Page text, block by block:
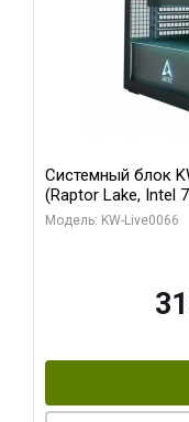
Системный блок
(Raptor Lake, Intel
модуля)/ Gigabyte
Модель: KW-Live0066